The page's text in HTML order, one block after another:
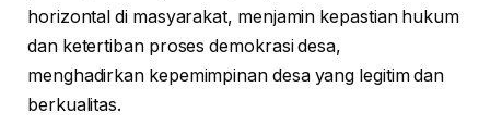
horizontal di masyarakat, menjamin kepastian hukum
dan ketertiban proses demokrasi desa,
menghadirkan kepemimpinan desa yang legitim dan
berkualitas.